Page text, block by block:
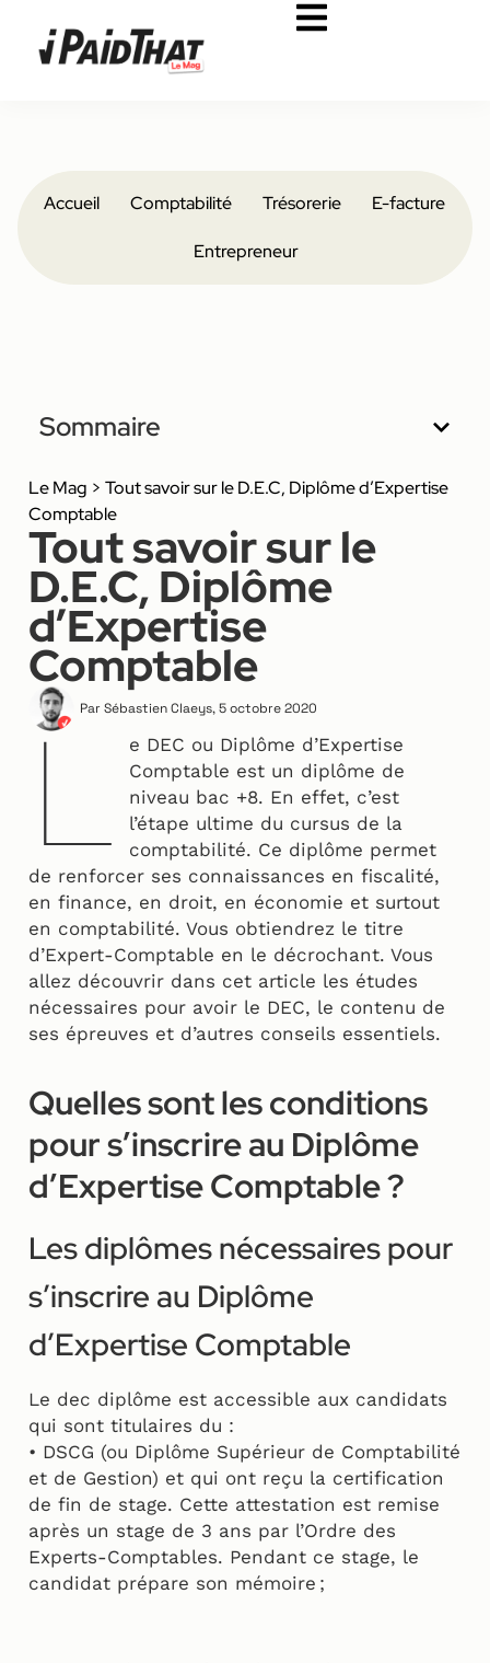
Accueil Comptabilité Trésorerie E-facture
Entrepreneur
Sommaire
Le Mag > Tout savoir sur le D.E.C, Diplôme d’Expertise
Comptable
Tout savoir sur le
D.E.C, Diplôme
d’Expertise
Comptable
Par Sébastien Claeys,5 octobre 2020
L
e DEC ou Diplôme d’Expertise
Comptable est un diplôme de
niveau bac +8. En effet, c’est
l’étape ultime du cursus de la
comptabilité. Ce diplôme permet
de renforcer ses connaissances en fiscalité,
en finance, en droit, en économie et surtout
en comptabilité. Vous obtiendrez le titre
d’Expert-Comptable en le décrochant. Vous
allez découvrir dans cet article les études
nécessaires pour avoir le DEC, le contenu de
ses épreuves et d’autres conseils essentiels.
Quelles sont les conditions
pour s’inscrire au Diplôme
d’Expertise Comptable ?
Les diplômes nécessaires pour
s’inscrire au Diplôme
d’Expertise Comptable
Le dec diplôme est accessible aux candidats
qui sont titulaires du :
• DSCG (ou Diplôme Supérieur de Comptabilité
et de Gestion) et qui ont reçu la certification
de fin de stage. Cette attestation est remise
après un stage de 3 ans par l’Ordre des
Experts-Comptables. Pendant ce stage, le
candidat prépare son mémoire ;